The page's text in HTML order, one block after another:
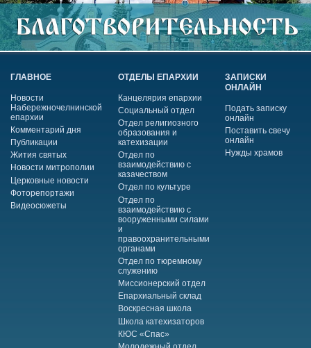
ГЛАВНОЕ
Новости
Набережночелнинской
епархии
Комментарий дня
Публикации
Жития святых
Новости митрополии
Церковные новости
Фоторепортажи
Видеосюжеты
ОТДЕЛЫ ЕПАРХИИ
Канцелярия епархии
Социальный отдел
Отдел религиозного
образования и
катехизации
Отдел по
взаимодействию с
казачеством
Отдел по культуре
Отдел по
взаимодействию с
вооруженными силами
и
правоохранительными
органами
Отдел по тюремному
служению
Миссионерский отдел
Епархиальный склад
Воскресная школа
Школа катехизаторов
КЮС «Спас»
ЗАПИСКИ
ОНЛАЙН
Подать записку
онлайн
Поставить свечу
онлайн
Нужды храмов